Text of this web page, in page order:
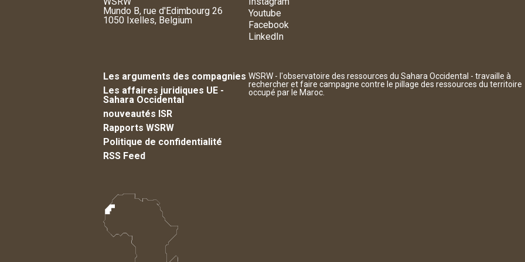
Mundo B, rue d'Edimbourg 26
1050 Ixelles, Belgium
Youtube
Facebook
LinkedIn
Les arguments des compagnies
Les affaires juridiques UE -
Sahara Occidental
nouveautés ISR
Rapports WSRW
Politique de confidentialité
RSS Feed
WSRW - l'observatoire des ressources du Sahara Occidental - travaille à
rechercher et faire campagne contre le pillage des ressources du territoire
occupé par le Maroc.